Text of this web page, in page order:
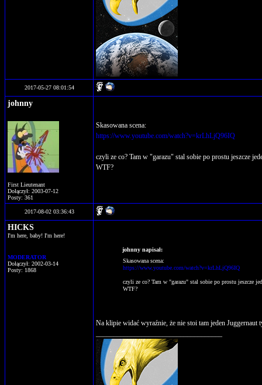
2017-05-27 08:01:54
johnny
First Lieutenant
Dołączył: 2003-07-12
Posty: 361
Skasowana scena:
https://www.youtube.com/watch?v=krLhLjQ96IQ
czyli ze co? Tam w "garazu" stal sobie po prostu jeszcze
WTF?
2017-08-02 03:36:43
HICKS
I'm here, baby! I'm here!
MODERATOR
Dołączył: 2002-03-14
Posty: 1868
johnny napisał:
Skasowana scena:
https://www.youtube.com/watch?v=krLhLjQ96IQ
czyli ze co? Tam w "garazu" stal sobie po prostu jeszcze
WTF?
Na klipie widać wyraźnie, że nie stoi tam jeden